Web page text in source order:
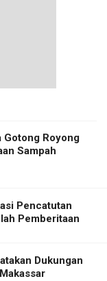
Gotong Royong
Sampah
Pencatutan
Pemberitaan
Dukungan